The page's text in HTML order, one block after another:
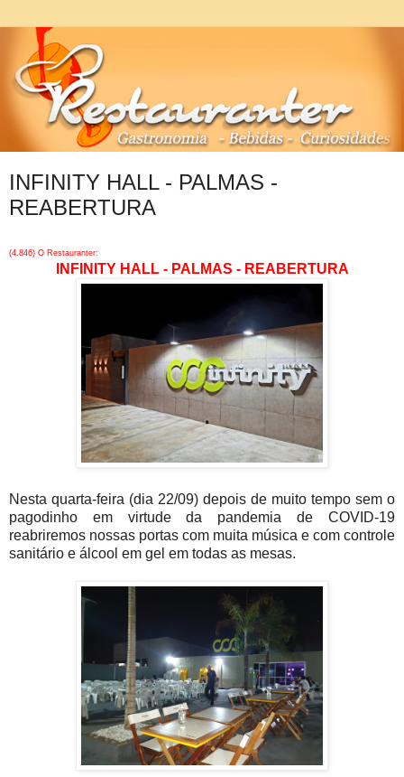
INFINITY HALL - PALMAS -
REABERTURA
(4.846) O Restauranter:
INFINITY HALL - PALMAS - REABERTURA
Nesta quarta-feira (dia 22/09) depois de muito tempo sem o
pagodinho em virtude da pandemia de COVID-19
reabriremos nossas portas com muita música e com controle
sanitário e álcool em gel em todas as mesas.